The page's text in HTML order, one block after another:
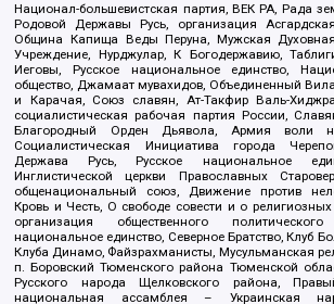
Национал-большевистская партия, ВЕК РА, Рада
Родовой Державы Русь, организация
Община Капища Веды Перуна, Мужская
Учреждение, Нурджулар, К Богодержавию,
Иеговы, Русское национальное единство,
общество, Джамаат мувахидов, Объединенный
и Карачая, Союз славян, Ат-Такфир Валь-
социалистическая рабочая партия России,
Благородный Орден Дьявола, Армия воли
Социалистическая Инициатива города
Держава Русь, Русское национальное
Инглистической церкви Православных
общенациональный союз, Движение против
Кровь и Честь, О свободе совести и о
организация общественного
национальное единство, Северное Братство, Клуб
Клуба Динамо, Файзрахманисты, Мусульманская
п. Боровский Тюменского района Тюменской
Русского народа Щелковского района,
национальная ассамблея – Украинская